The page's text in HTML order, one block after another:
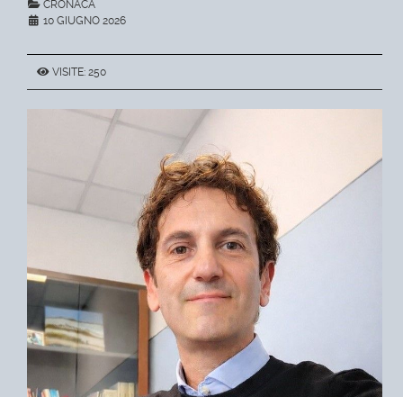
CRONACA
10 GIUGNO 2026
VISITE: 250